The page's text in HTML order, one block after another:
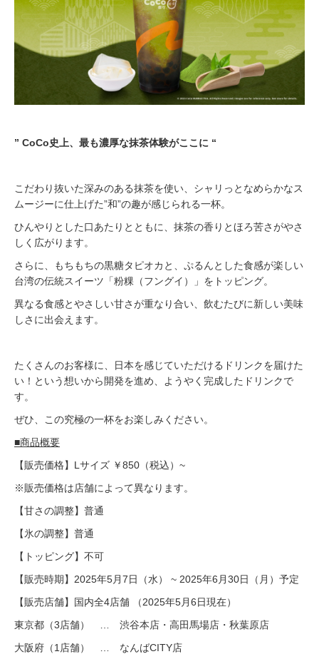
” CoCo史上、最も濃厚な抹茶体験がここに “
こだわり抜いた深みのある抹茶を使い、シャリっとなめらかなス
ムージーに仕上げた”和”の趣が感じられる一杯。
ひんやりとした口あたりとともに、抹茶の香りとほろ苦さがやさ
しく広がります。
さらに、もちもちの黒糖タピオカと、ぷるんとした食感が楽しい
台湾の伝統スイーツ「粉粿（フングイ）」をトッピング。
異なる食感とやさしい甘さが重なり合い、飲むたびに新しい美味
しさに出会えます。
たくさんのお客様に、日本を感じていただけるドリンクを届けた
い！という想いから開発を進め、ようやく完成したドリンクで
す。
ぜひ、この究極の一杯をお楽しみください。
■商品概要
【販売価格】Lサイズ ￥850（税込）~
※販売価格は店舗によって異なります。
【甘さの調整】普通
【氷の調整】普通
【トッピング】不可
【販売時期】2025年5月7日（水） ~ 2025年6月30日（月）予定
【販売店舗】国内全4店舗 （2025年5月6日現在）
東京都（3店舗） … 渋谷本店・高田馬場店・秋葉原店
大阪府（1店舗） … なんばCITY店